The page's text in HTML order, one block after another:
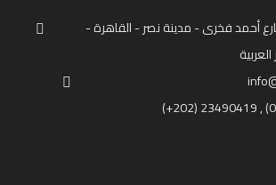
: 8 أ شارع أحمد فخرى - مدينة نصر - القاهرة -
(+202) 23490419 ,